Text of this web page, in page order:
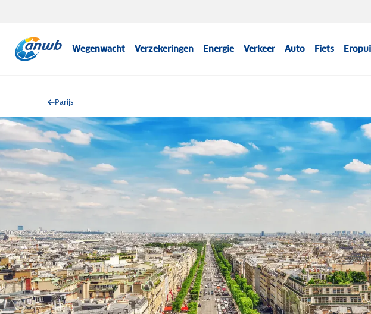
Wegenwacht Verzekeringen Energie Verkeer Auto Fiets
Parijs